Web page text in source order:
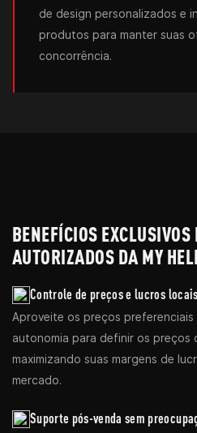
de design personalizados e
produtos para manter suas
concorrência.
BENEFÍCIOS EXCLUSIVOS
AUTORIZADOS DA MY
Controle de preços e lucros locais
Aproveite os preços
autonomia para definir os preços
maximizando suas margens de
mercado.
Suporte pós-venda sem